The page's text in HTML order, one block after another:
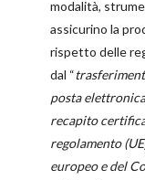
modalità,
assicurino la
rispetto delle
dal “
posta
recapito
regolamento
europeo e del